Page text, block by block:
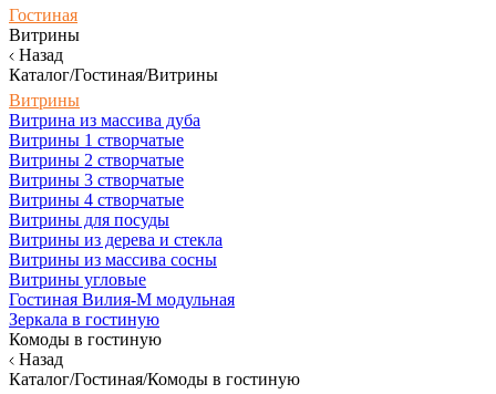
Гостиная
Витрины
Назад
Каталог/Гостиная/Витрины
Витрины
Витрина из массива дуба
Витрины 1 створчатые
Витрины 2 створчатые
Витрины 3 створчатые
Витрины 4 створчатые
Витрины для посуды
Витрины из дерева и стекла
Витрины из массива сосны
Витрины угловые
Гостиная Вилия-М модульная
Зеркала в гостиную
Комоды в гостиную
Назад
Каталог/Гостиная/Комоды в гостиную